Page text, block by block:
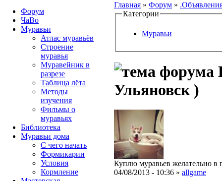
Главная » Форум »
Категории
Муравьи
Ульяновск )
Куплю муравьев желательно в
04/08/2013 - 10:36 » allgame
Форум
ЧаВо
Муравьи
Атлас муравьёв
Строение
муравья
Муравейник в
разрезе
Таблица лёта
Методы
изучения
Фильмы о
муравьях
Библиотека
Муравьи дома
С чего начать
Формикарии
Условия
Кормление